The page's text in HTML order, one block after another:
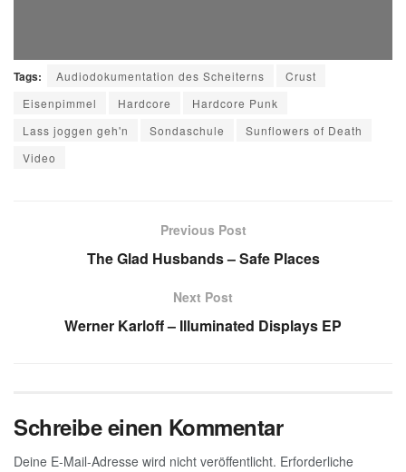
Tags: Audiodokumentation des Scheiterns
Crust
Eisenpimmel
Hardcore
Hardcore Punk
Lass joggen geh'n
Sondaschule
Sunflowers of Death
Video
Previous Post
The Glad Husbands – Safe Places
Next Post
Werner Karloff – Illuminated Displays EP
Schreibe einen Kommentar
Deine E-Mail-Adresse wird nicht veröffentlicht. Erforderliche